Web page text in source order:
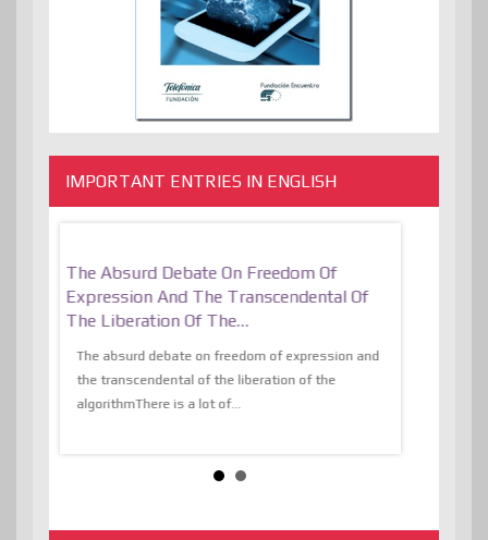
IMPORTANT ENTRIES IN ENGLISH
The Absurd Debate On Freedom Of
Expression And The Transcendental Of
The Liberation Of The…
The absurd debate on freedom of expression and
the transcendental of the liberation of the
algorithmThere is a lot of...